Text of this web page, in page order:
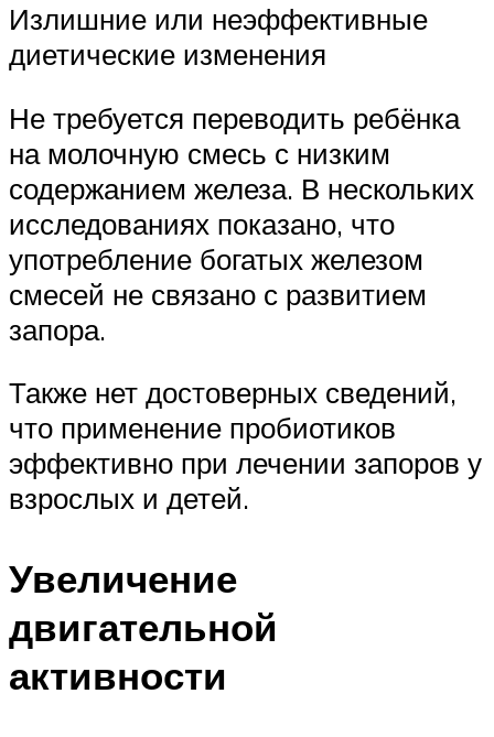
Излишние или неэффективные
диетические изменения
Не требуется переводить ребёнка
на молочную смесь с низким
содержанием железа. В нескольких
исследованиях показано, что
употребление богатых железом
смесей не связано с развитием
запора.
Также нет достоверных сведений,
что применение пробиотиков
эффективно при лечении запоров у
взрослых и детей.
Увеличение
двигательной
активности